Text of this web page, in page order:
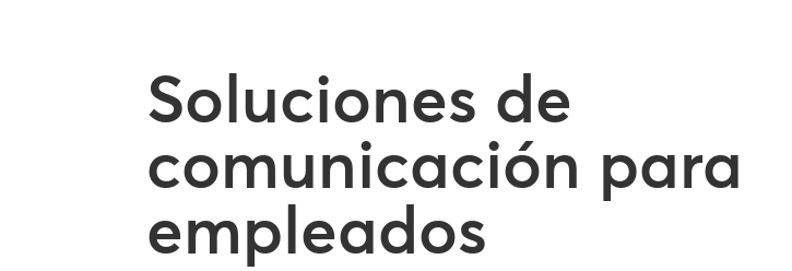
Soluciones de
comunicación para
empleados